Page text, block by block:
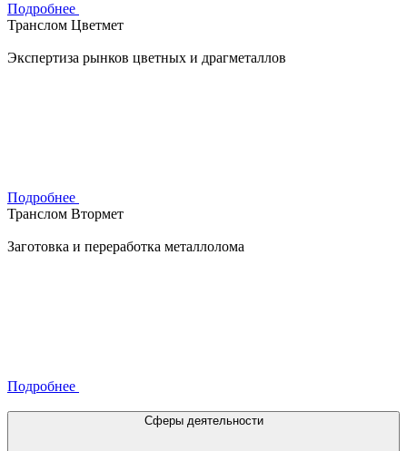
Подробнее
Транслом Цветмет
Экспертиза рынков цветных и драгметаллов
Подробнее
Транслом Втормет
Заготовка и переработка металлолома
Подробнее
Сферы деятельности